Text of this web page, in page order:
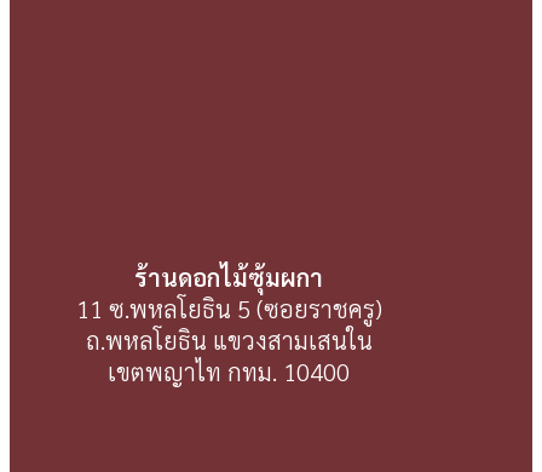
ร้านดอกไม้ซุ้มผกา
11 ซ.พหลโยธิน 5 (ซอยราชครู)
ถ.พหลโยธิน แขวงสามเสนใน
เขตพญาไท กทม. 10400